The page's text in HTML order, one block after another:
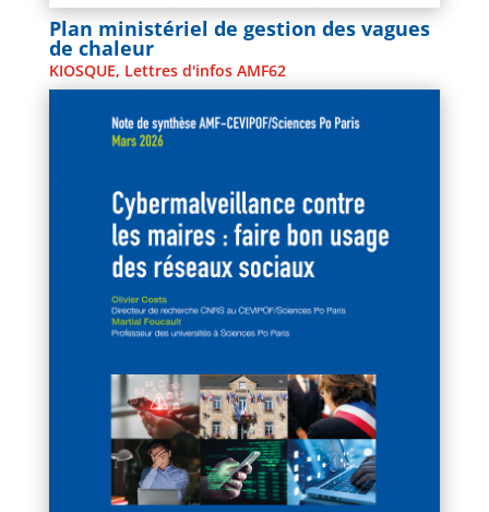
Plan ministériel de gestion des vagues
de chaleur
KIOSQUE, Lettres d'infos AMF62